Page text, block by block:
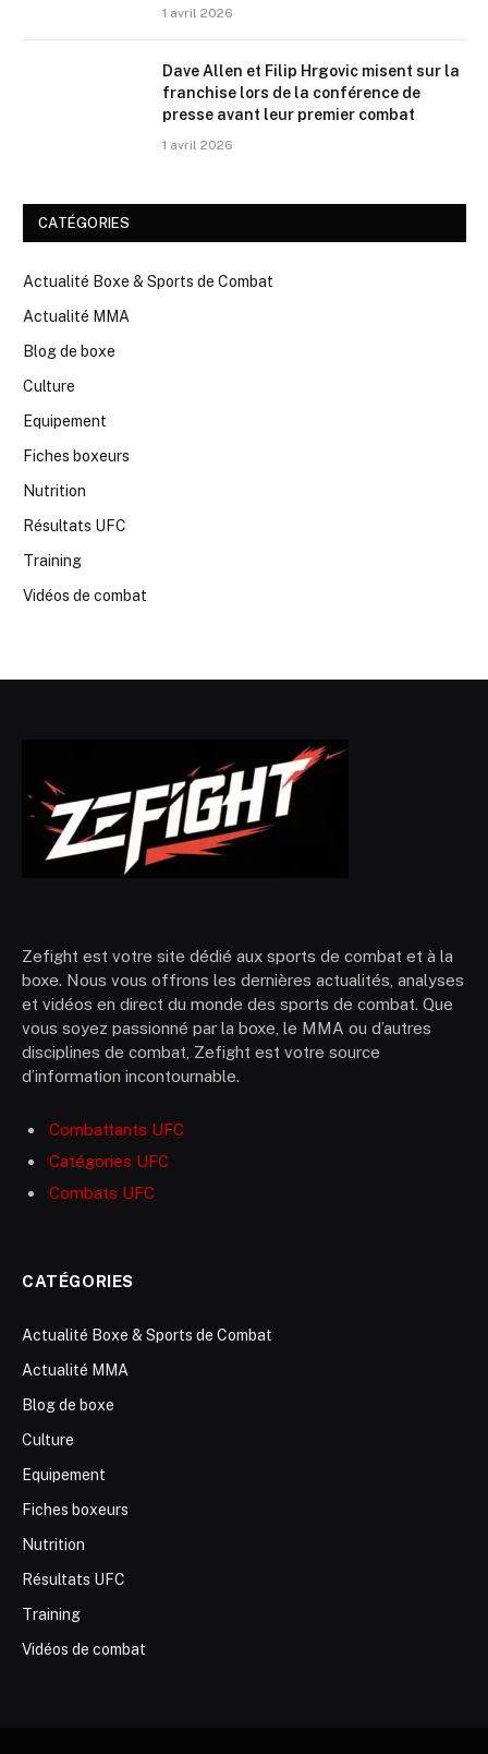
1 avril 2026
Dave Allen et Filip Hrgovic misent sur la
franchise lors de la conférence de
presse avant leur premier combat
1 avril 2026
CATÉGORIES
Actualité Boxe & Sports de Combat
Actualité MMA
Blog de boxe
Culture
Equipement
Fiches boxeurs
Nutrition
Résultats UFC
Training
Vidéos de combat
Zefight est votre site dédié aux sports de combat et à la
boxe. Nous vous offrons les dernières actualités, analyses
et vidéos en direct du monde des sports de combat. Que
vous soyez passionné par la boxe, le MMA ou d’autres
disciplines de combat, Zefight est votre source
d’information incontournable.
Combattants UFC
Catégories UFC
Combats UFC
CATÉGORIES
Actualité Boxe & Sports de Combat
Actualité MMA
Blog de boxe
Culture
Equipement
Fiches boxeurs
Nutrition
Résultats UFC
Training
Vidéos de combat